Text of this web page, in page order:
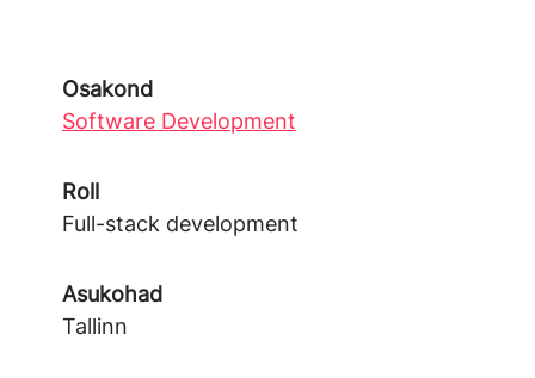
Osakond
Software Development
Roll
Full-stack development
Asukohad
Tallinn